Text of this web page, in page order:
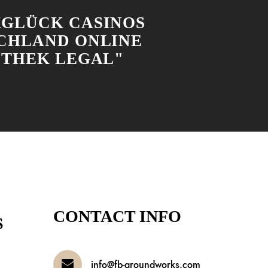
CASINOS
ONLINE
LEGAL"
CONTACT INFO
info@fb-groundworks.com